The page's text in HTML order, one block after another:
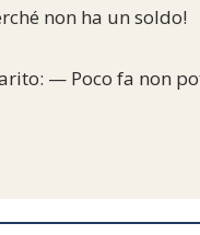
non ha un soldo!
— Poco fa non